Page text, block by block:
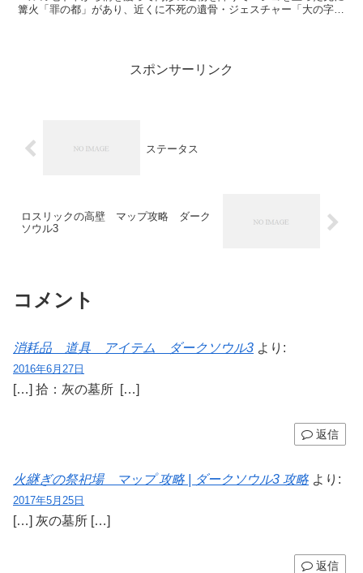
篝火「罪の都」があり、近くに不死の遺骨・ジェスチャー「大の字」
スポンサーリンク
ステータス
ロスリックの高壁 マップ攻略 ダーク
ソウル3
コメント
消耗品 道具 アイテム ダークソウル3 より:
2016年6月27日
[…] 拾：灰の墓所 […]
返信
火継ぎの祭祀場 マップ 攻略 | ダークソウル3 攻略 より:
2017年5月25日
[…] 灰の墓所 […]
返信